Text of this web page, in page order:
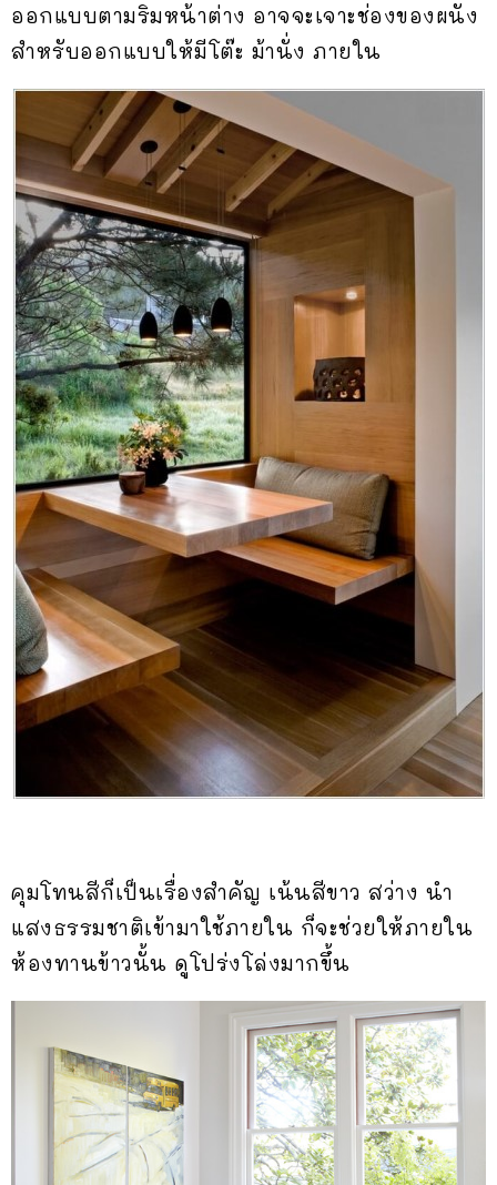
ออกแบบตามริมหน้าต่าง อาจจะเจาะช่องของผนัง
สำหรับออกแบบให้มีโต๊ะ ม้านั่ง ภายใน
คุมโทนสีก็เป็นเรื่องสำคัญ เน้นสีขาว สว่าง นำ
แสงธรรมชาติเข้ามาใช้ภายใน ก็จะช่วยให้ภายใน
ห้องทานข้าวนั้น ดูโปร่งโล่งมากขึ้น